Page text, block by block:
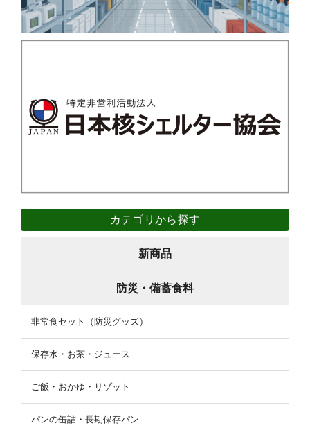
カテゴリから探す
新商品
防災・備蓄食料
非常食セット（防災グッズ）
保存水・お茶・ジュース
ご飯・おかゆ・リゾット
パンの缶詰・長期保存パン